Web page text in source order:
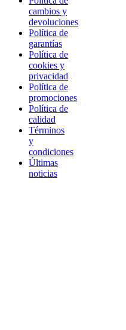
cambios y
devoluciones
Política de
garantías
Política de
cookies y
privacidad
Política de
promociones
Política de
calidad
Términos
y
condiciones
Últimas
noticias